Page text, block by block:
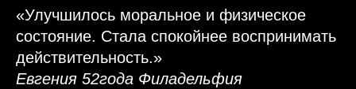
«Улучшилось моральное и физическое
состояние. Стала спокойнее воспринимать
действительность.»
Евгения 52года Филадельфия